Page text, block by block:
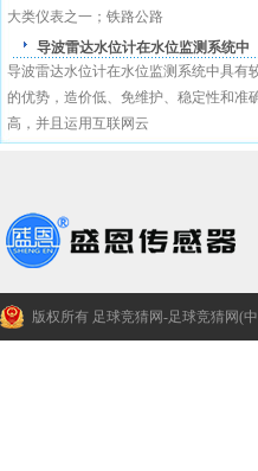
大类仪表之一；铁路公路
导波雷达水位计在水位监测系统中
导波雷达水位计在水位监测系统中具有
的优势，造价低、免维护、稳定性和准
高，并且运用互联网云
版权所有 足球竞猜网-足球竞猜网(